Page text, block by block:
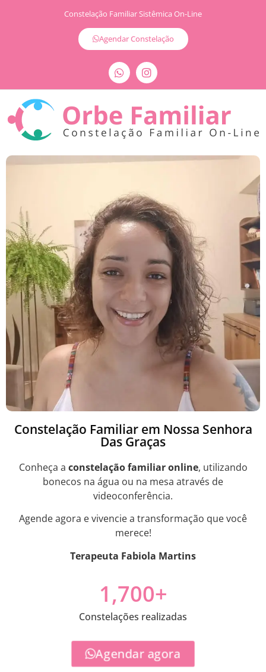
Constelação Familiar Sistêmica On-Line
Agendar Constelação
Constelação Familiar em Nossa Senhora
Das Graças
Conheça a constelação familiar online, utilizando
bonecos na água ou na mesa através de
videoconferência.
Agende agora e vivencie a transformação que você
merece!
Terapeuta Fabiola Martins
Constelações realizadas
1,700+
Agendar agora